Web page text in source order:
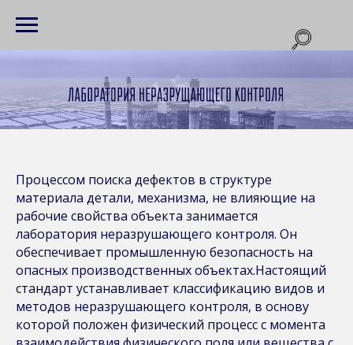
Процессом поиска дефектов в структуре
материала детали, механизма, не влияющие на
рабочие свойства объекта занимается
лаборатория неразрушающего контроля. Он
обеспечивает промышленную безопасность на
опасных производственных объектах.Настоящий
стандарт устанавливает классификацию видов и
методов неразрушающего контроля, в основу
которой положен физический процесс с момента